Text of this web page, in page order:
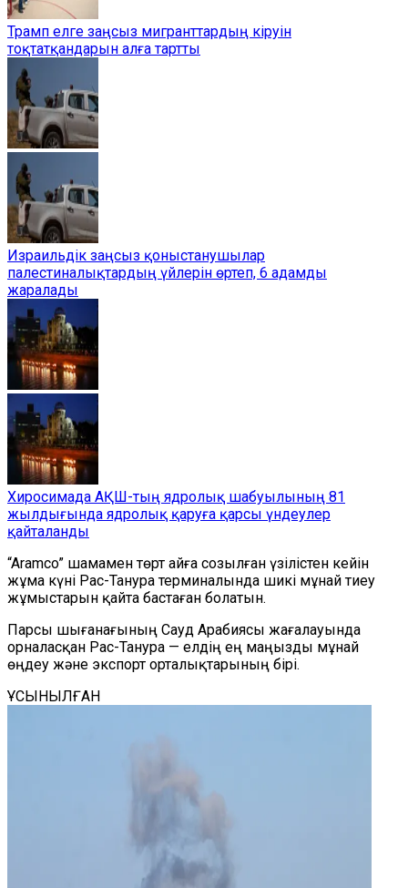
Трамп елге заңсыз мигранттардың кіруін
тоқтатқандарын алға тартты
Израильдік заңсыз қоныстанушылар
палестиналықтардың үйлерін өртеп, 6 адамды
жаралады
Хиросимада АҚШ-тың ядролық шабуылының 81
жылдығында ядролық қаруға қарсы үндеулер
қайталанды
“Aramco” шамамен төрт айға созылған үзілістен кейін
жұма күні Рас-Танура терминалында шикі мұнай тиеу
жұмыстарын қайта бастаған болатын.
Парсы шығанағының Сауд Арабиясы жағалауында
орналасқан Рас-Танура — елдің ең маңызды мұнай
өңдеу және экспорт орталықтарының бірі.
ҰСЫНЫЛҒАН